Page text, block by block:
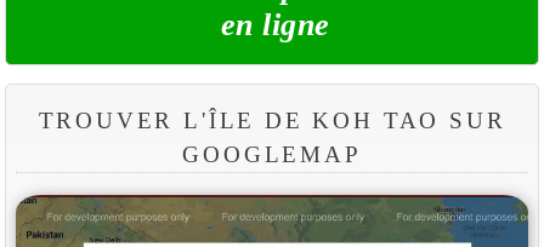
en ligne
TROUVER L'ÎLE DE KOH TAO SUR
GOOGLEMAP